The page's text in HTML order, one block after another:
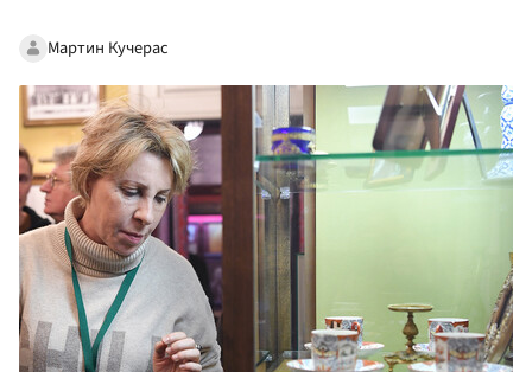
Мартин Кучерас